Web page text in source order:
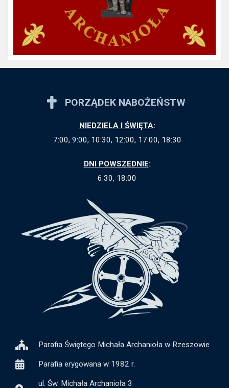
Parafia Świętego Michała Archanioła w Rzeszowie
Parafia erygowana w 1982 r.
ul. Św. Michała Archanioła 3
PORZĄDEK NABOŻEŃSTW
NIEDZIELA I ŚWIĘTA:
7:00, 9:00, 10:30, 12:00, 17:00, 18:30
DNI POWSZEDNIE:
6:30, 18:00